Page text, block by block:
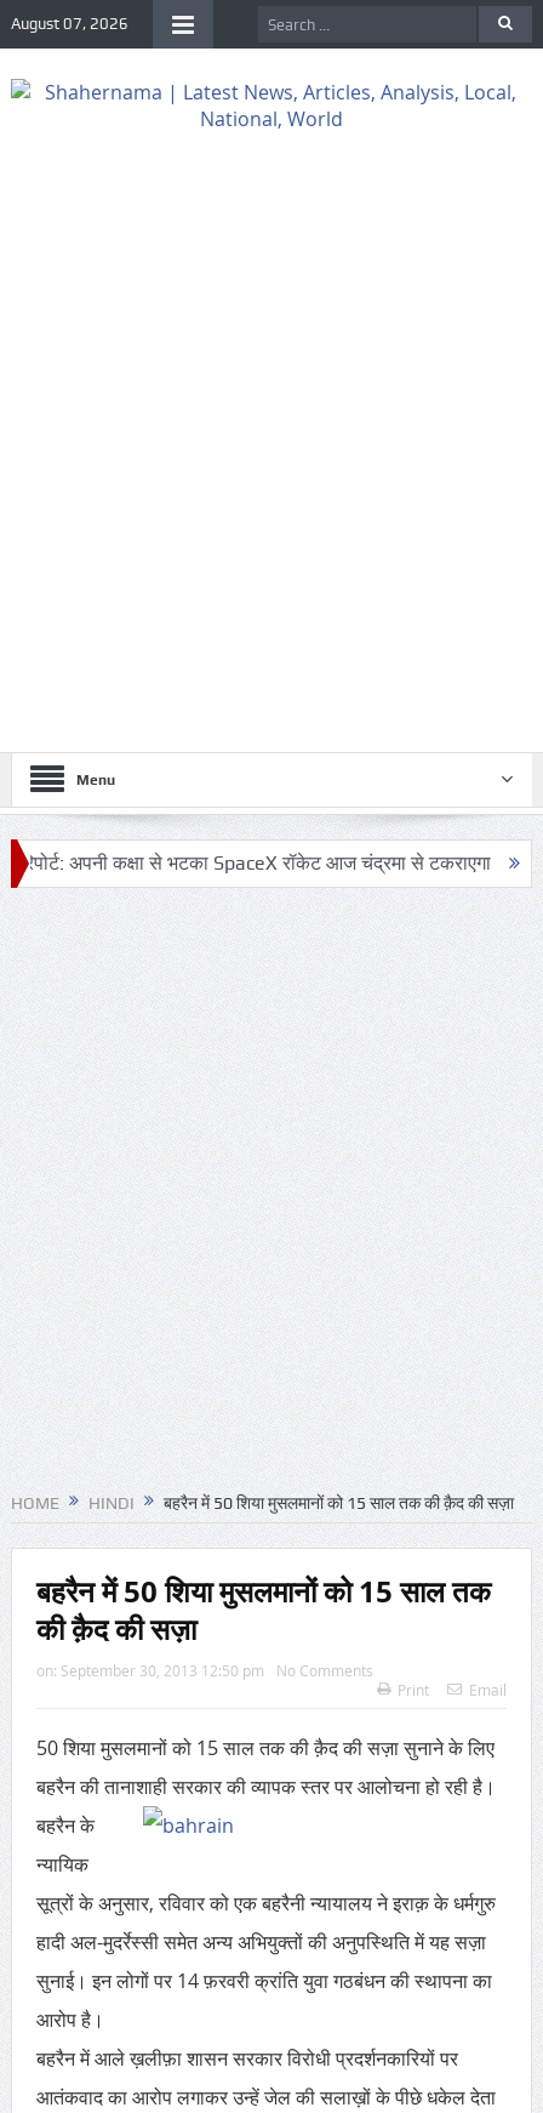
August 07, 2026
Menu
अपनी कक्षा से भटका SpaceX रॉकेट आज चंद्रमा से टकराएगा आग़ा मीर
HOME HINDI बहरैन में 50 शिया मुसलमानों को 15 साल तक की क़ैद की सज़ा
बहरैन में 50 शिया मुसलमानों को 15 साल तक
की क़ैद की सज़ा
on: September 30, 2013 12:50 pm
No Comments
Print
Email
50 शिया मुसलमानों को 15 साल तक की क़ैद की सज़ा सुनाने के लिए
बहरैन की तानाशाही सरकार की व्यापक स्तर पर आलोचना हो रही है।
बहरैन के
न्यायिक
सूत्रों के अनुसार, रविवार को एक बहरैनी न्यायालय ने इराक़ के धर्मगुरु
हादी अल-मुदर्रेस्सी समेत अन्य अभियुक्तों की अनुपस्थिति में यह सज़ा
सुनाई। इन लोगों पर 14 फ़रवरी क्रांति युवा गठबंधन की स्थापना का
आरोप है।
बहरैन में आले ख़लीफ़ा शासन सरकार विरोधी प्रदर्शनकारियों पर
आतंकवाद का आरोप लगाकर उन्हें जेल की सलाख़ों के पीछे धकेल देता